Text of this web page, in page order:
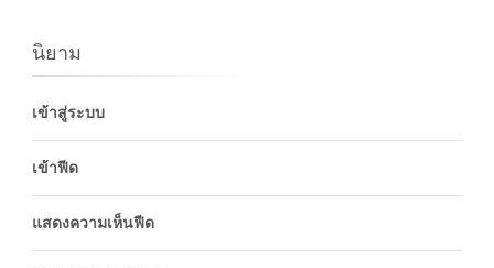
นิยาม
เข้าสู่ระบบ
เข้าฟีด
แสดงความเห็นฟีด